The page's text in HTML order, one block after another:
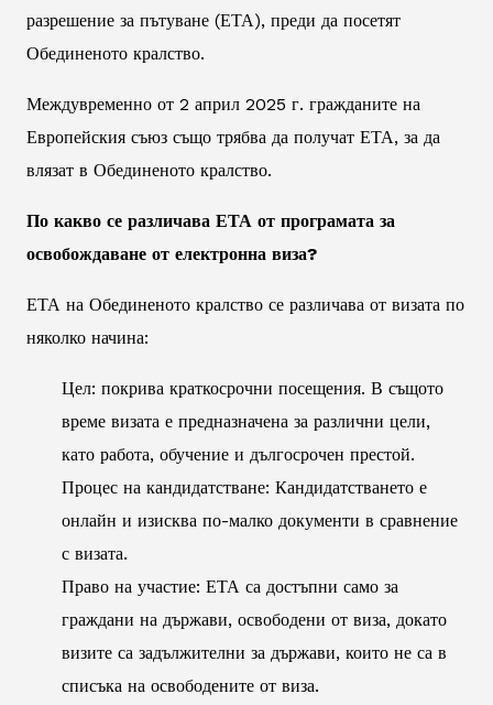
разрешение за пътуване (ЕТА), преди да посетят
Обединеното кралство.
Междувременно от 2 април 2025 г. гражданите на
Европейския съюз също трябва да получат ЕТА, за да
влязат в Обединеното кралство.
По какво се различава ЕТА от програмата за
освобождаване от електронна виза?
ЕТА на Обединеното кралство се различава от визата по
няколко начина:
Цел: покрива краткосрочни посещения. В същото
време визата е предназначена за различни цели,
като работа, обучение и дългосрочен престой.
Процес на кандидатстване: Кандидатстването е
онлайн и изисква по-малко документи в сравнение
с визата.
Право на участие: ЕТА са достъпни само за
граждани на държави, освободени от виза, докато
визите са задължителни за държави, които не са в
списъка на освободените от виза.